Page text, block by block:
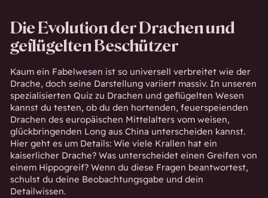
Die Evolution der Drachen und
geflügelten Beschützer
Kaum ein Fabelwesen ist so universell verbreitet wie der
Drache, doch seine Darstellung variiert massiv. In unseren
spezialisierten Quiz zu Drachen und geflügelten Wesen
kannst du testen, ob du den hortenden, feuerspeienden
Drachen des europäischen Mittelalters vom weisen,
glückbringenden Long aus China unterscheiden kannst.
Hier geht es um Details: Wie viele Krallen hat ein
kaiserlicher Drache? Was unterscheidet einen Greifen von
einem Hippogreif? Wenn du diese Fragen beantwortest,
schulst du deine Beobachtungsgabe und dein
Detailwissen.